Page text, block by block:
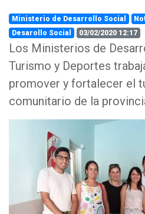
Ministerio de Desarrollo Social
Desarollo Social
03/02/2020 12:17
Los Ministerios de
Turismo y Deportes
promover y fortalecer el
comunitario de la